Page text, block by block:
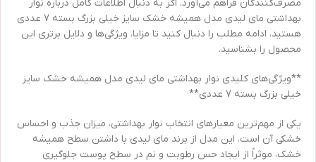
مصرف‌کنندگان فراهم می‌آورد. اگر به دنبال اطلاعات کامل درباره نوار
بهداشتی مای لیدی مدل همیشه خشک سایز خیلی بزرگ بسته 7 عددی
هستید، ادامه مطلب را دنبال کنید تا مزایا، ویژگی‌ها و دلایل برتری این
محصول را بشناسید.
**ویژگی‌های کلیدی نوار بهداشتی مای لیدی مدل همیشه خشک سایز
خیلی بزرگ بسته 7 عددی**
یکی از مهم‌ترین معیارهای انتخاب نوار بهداشتی، میزان جذب و احساس
خشکی آن است. این مدل از برند مای لیدی با داشتن سطح همیشه
خشک، موثراً از ایجاد حس رطوبت و نم در سطح پوست جلوگیری